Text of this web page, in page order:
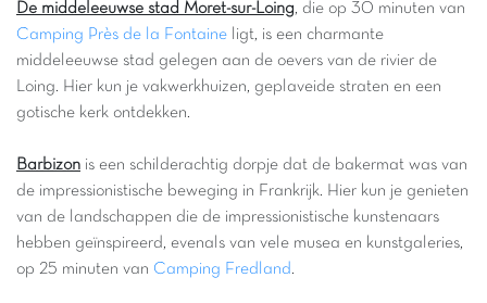
De middeleeuwse stad Moret-sur-Loing, die op 30 minuten van
Camping Près de la Fontaine ligt, is een charmante
middeleeuwse stad gelegen aan de oevers van de rivier de
Loing. Hier kun je vakwerkhuizen, geplaveide straten en een
gotische kerk ontdekken.
Barbizon is een schilderachtig dorpje dat de bakermat was van
de impressionistische beweging in Frankrijk. Hier kun je genieten
van de landschappen die de impressionistische kunstenaars
hebben geïnspireerd, evenals van vele musea en kunstgaleries,
op 25 minuten van Camping Fredland .